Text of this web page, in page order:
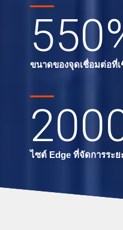
550
ขนาดของจุดเชื่อมต่อที่
ไซต์ Edge ที่จัดการระย